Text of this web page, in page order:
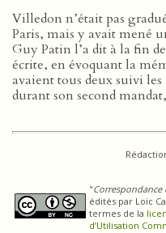
Villedon n’était pas
Paris, mais y avait mené
Guy Patin l’a dit à la fin
écrite, en évoquant la
avaient tous deux suivi les
durant son second
"
édités par Loïc
termes de la
d’Utilisation